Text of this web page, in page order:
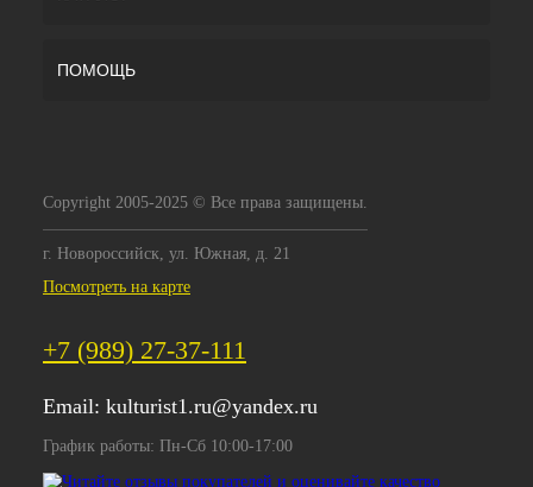
ПОМОЩЬ
Copyright 2005-2025 © Все права защищены.
г. Новороссийск, ул. Южная, д. 21
Посмотреть на карте
+7 (989) 27-37-111
Email: kulturist1.ru@yandex.ru
График работы: Пн-Сб 10:00-17:00